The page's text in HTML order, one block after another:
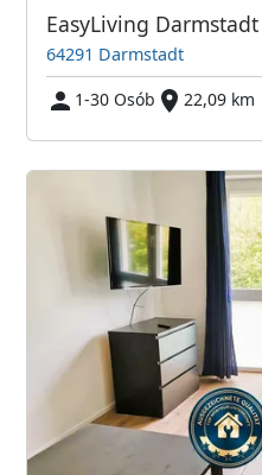
EasyLiving Darmstadt
64291 Darmstadt
1-30 Osób
22,09 km